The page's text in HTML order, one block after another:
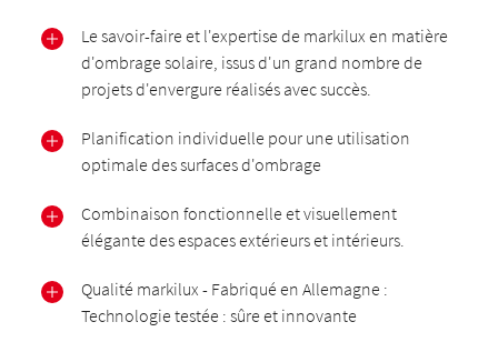
Le savoir-faire et l'expertise de markilux en matière
d'ombrage solaire, issus d'un grand nombre de
projets d'envergure réalisés avec succès.
Planification individuelle pour une utilisation
optimale des surfaces d'ombrage
Combinaison fonctionnelle et visuellement
élégante des espaces extérieurs et intérieurs.
Qualité markilux - Fabriqué en Allemagne :
Technologie testée : sûre et innovante